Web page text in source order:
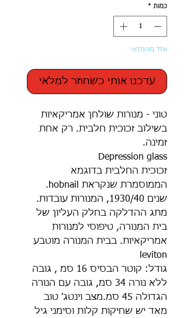
כמות *
אזל מהמלאי
עדכנו אותי כשחוזר למלאי
טוני - מנורות שולחן אמריקאיות
בשילוב זכוכית חלבית. רק אחת
זמינה.
Depression glass
זכוכית החלבית בדוגמא
הממוסמרת שנקראת hobnail.
שנים 1930/40, המנורות עובדות.
מתג ההדלקה בחלק העליון של
בית המנורה, טיפוסי למנורות
אמריקאיות. בבית המנורה מוטבע
leviton
גודל: קוטר הבסיס 16 סמ , גובה
ללא נורה 34 סמ, גובה עם הנורה
הגדולה 45 סמ.מצב וינטג' טוב
מאד יש שחיקות קלות וסימני גיל